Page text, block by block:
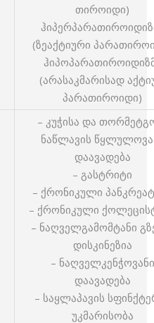
თიროიდი)
(ზეაქტიური
(არასაკმარისად
პარათიროიდი)
– კუჭისა და
ნაწლავის
დაავადება
– გასტრიტი
– ქრონიკული
– ქრონიკული
– ნაღველგამომტანი
დისკინეზია
– ნაღველკენჭოვანი
დაავადება
– საყლაპავის
უკმარისობა